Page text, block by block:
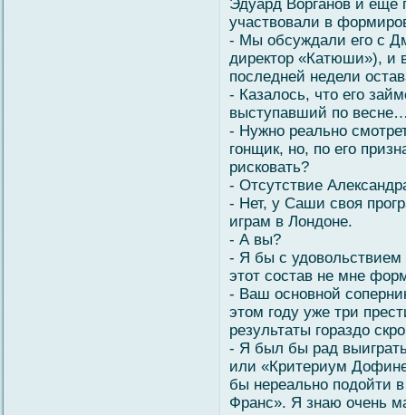
Эдуард Ворганов и
участвовали в
- Мы обсуждали его с
директор «Катюши»), и
последней недели
- Казалось, что его
выступавший по
- Нужно реально
гонщик, но, по его
рисковать?
- Отсутствие
- Нет, у Саши своя
играм в Лондоне.
- А вы?
- Я бы с
этот состав не мне
- Ваш основной
этом году уже три
результаты гораздо
- Я был бы рад
или «Критериум
бы нереально подойти
Франс». Я знаю очень